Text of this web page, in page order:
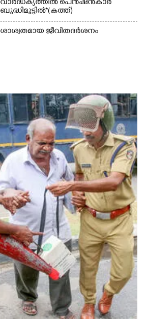
വാർദ്ധക്യത്തിൽ പെൻഷൻകാർ
ബുദ്ധിമുട്ടിൽ*(കത്ത്)
ശാശ്വതമായ ജീവിതദർശനം